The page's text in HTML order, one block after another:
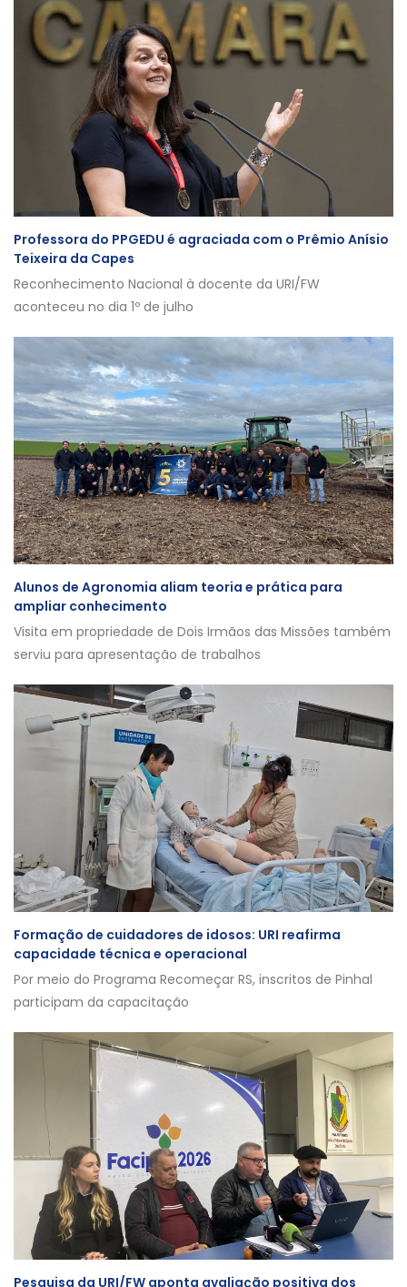
Professora do PPGEDU é agraciada com o Prêmio Anísio
Teixeira da Capes
Reconhecimento Nacional à docente da URI/FW
aconteceu no dia 1º de julho
Alunos de Agronomia aliam teoria e prática para
ampliar conhecimento
Visita em propriedade de Dois Irmãos das Missões também
serviu para apresentação de trabalhos
Formação de cuidadores de idosos: URI reafirma
capacidade técnica e operacional
Por meio do Programa Recomeçar RS, inscritos de Pinhal
participam da capacitação
Pesquisa da URI/FW aponta avaliação positiva dos